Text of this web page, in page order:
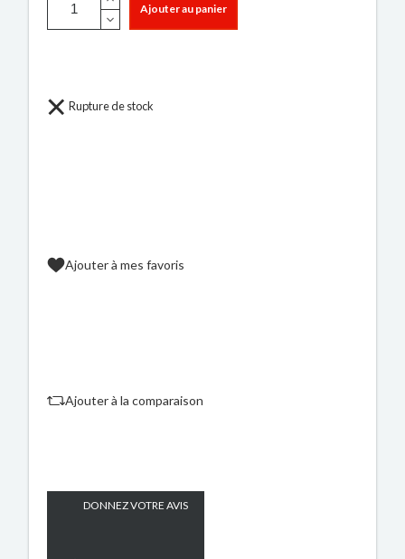
Ajouter au panier
Rupture de stock
Ajouter à mes favoris
Ajouter à la comparaison
DONNEZ VOTRE AVIS